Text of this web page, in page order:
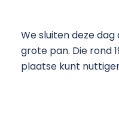
We sluiten deze
grote pan. Die rond
plaatse kunt